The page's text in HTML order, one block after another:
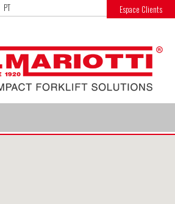
PT Espace Clients